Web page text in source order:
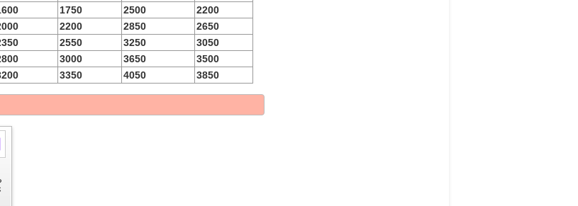
1750 2500
2200
2200 2850
2650
2550 3250
3050
3000 3650
3500
3350 4050 3850